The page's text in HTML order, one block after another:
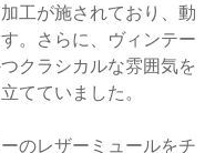
工が施されており、動
。さらに、ヴィンテー
クラシカルな雰囲気を
てていました。
のレザーミュールをチ